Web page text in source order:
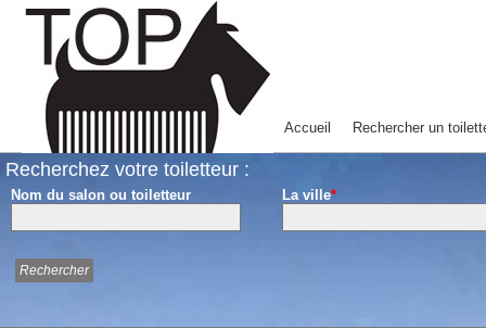
Accueil Rechercher un
Recherchez votre toiletteur :
Nom du salon ou toiletteur La ville*